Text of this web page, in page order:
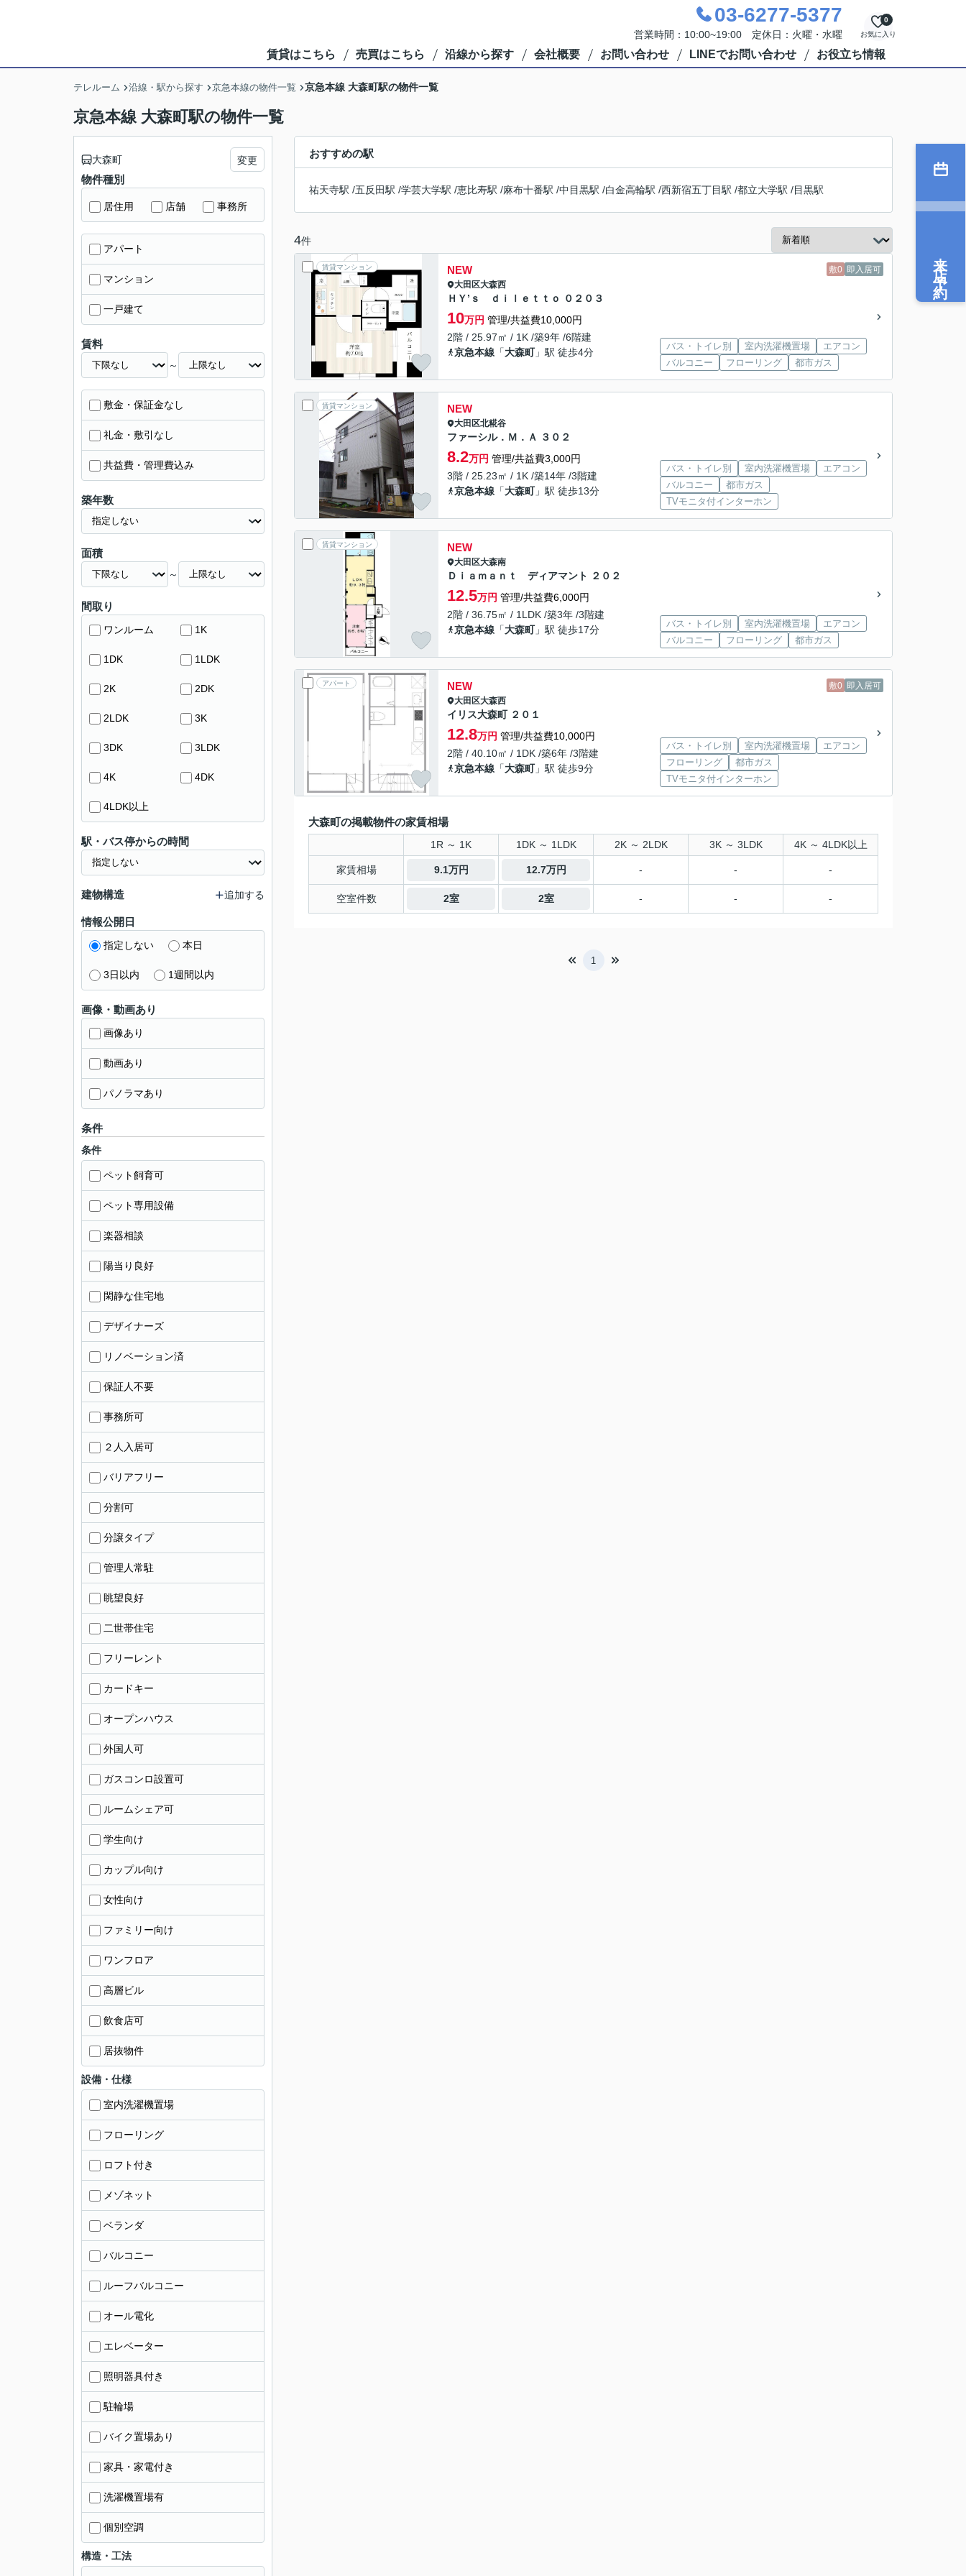
03-6277-5377
営業時間：10:00~19:00 定休日：火曜・水曜 お気に入り
0
賃貸はこちら 売買はこちら 沿線から探す 会社概要 お問い合わせ LINEでお問い合わせ お役立ち情報
テレルーム 沿線・駅から探す 京急本線の物件一覧 京急本線 大森町駅の物件一覧
京急本線 大森町駅の物件一覧
おすすめの駅
祐天寺駅 /五反田駅 /学芸大学駅 /恵比寿駅 /麻布十番駅 /中目黒駅 /白金高輪駅 /西新宿五丁目駅 /都立大学駅 /目黒駅
4件
賃貸マンション 敷0 即入居可
NEW
大田区大森西
ＨＹ’ｓ ｄｉｌｅｔｔｏ ０２０３
10万円 管理/共益費10,000円
2階 / 25.97㎡ / 1K /築9年 /6階建
京急本線 「大森町」駅 徒歩4分
バス・トイレ別 室内洗濯機置場
エアコン
バルコニー
フローリング 都市ガス
賃貸マンション NEW
大田区北糀谷
ファーシル．Ｍ．Ａ ３０２
8.2万円 管理/共益費3,000円
3階 / 25.23㎡ / 1K /築14年 /3階建
京急本線 「大森町」駅 徒歩13分
バス・トイレ別 室内洗濯機置場
エアコン
バルコニー
都市ガス
TVモニタ付インターホン
賃貸マンション NEW
大田区大森南
Ｄｉａｍａｎｔ ディアマント ２０２
12.5万円 管理/共益費6,000円
2階 / 36.75㎡ / 1LDK /築3年 /3階建
京急本線 「大森町」駅 徒歩17分
バス・トイレ別 室内洗濯機置場
エアコン
バルコニー
フローリング 都市ガス
アパート 敷0 即入居可
NEW
大田区大森西
イリス大森町 ２０１
12.8万円 管理/共益費10,000円
2階 / 40.10㎡ / 1DK /築6年 /3階建
京急本線 「大森町」駅 徒歩9分
バス・トイレ別 室内洗濯機置場
エアコン
フローリング
都市ガス
TVモニタ付インターホン
大森町の掲載物件の家賃相場
1R ～ 1K 1DK ～ 1LDK 2K ～ 2LDK 3K ～ 3LDK 4K ～ 4LDK以上
家賃相場 9.1万円 12.7万円 - - -
空室件数 2室 2室 - - -
1
大森町 変更
物件種別
居住用 店舗 事務所
アパート
マンション
一戸建て
賃料
～
敷金・保証金なし
礼金・敷引なし
共益費・管理費込み
築年数
面積
～
間取り
ワンルーム 1K
1DK 1LDK
2K 2DK
2LDK 3K
3DK 3LDK
4K 4DK
4LDK以上
駅・バス停からの時間
建物構造 追加する
情報公開日
指定しない 本日
3日以内 1週間以内
画像・動画あり
画像あり
動画あり
パノラマあり
条件
条件
ペット飼育可
ペット専用設備
楽器相談
陽当り良好
閑静な住宅地
デザイナーズ
リノベーション済
保証人不要
事務所可
２人入居可
バリアフリー
分割可
分譲タイプ
管理人常駐
眺望良好
二世帯住宅
フリーレント
カードキー
オープンハウス
外国人可
ガスコンロ設置可
ルームシェア可
学生向け
カップル向け
女性向け
ファミリー向け
ワンフロア
高層ビル
飲食店可
居抜物件
設備・仕様
室内洗濯機置場
フローリング
ロフト付き
メゾネット
ベランダ
バルコニー
ルーフバルコニー
オール電化
エレベーター
照明器具付き
駐輪場
バイク置場あり
家具・家電付き
洗濯機置場有
個別空調
構造・工法
来店予約